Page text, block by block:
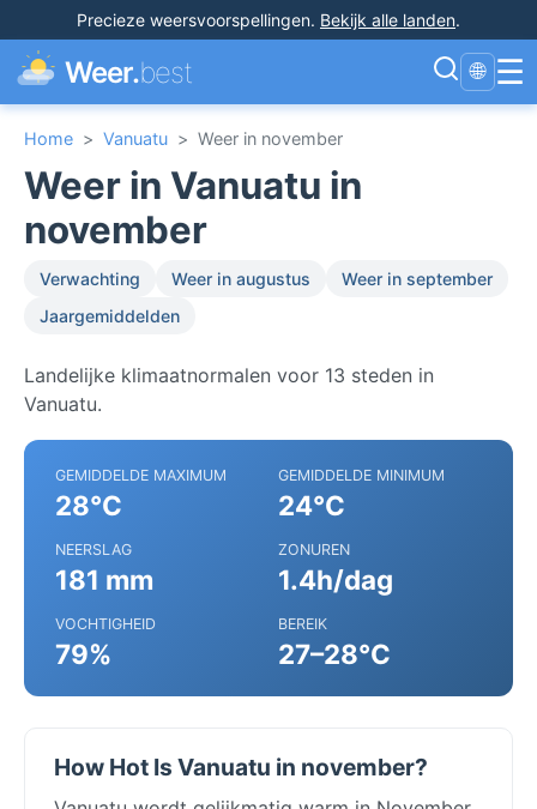
Precieze weersvoorspellingen. Bekijk alle landen.
Weer.best 🌐 ☰
Home > Vanuatu > Weer in november
Weer in Vanuatu in
november
Verwachting Weer in augustus
Weer in september
Jaargemiddelden
Landelijke klimaatnormalen voor 13 steden in
Vanuatu.
GEMIDDELDE MAXIMUM
28°C
GEMIDDELDE MINIMUM
24°C
NEERSLAG
181 mm
ZONUREN
1.4h/dag
VOCHTIGHEID
79%
BEREIK
27–28°C
How Hot Is Vanuatu in november?